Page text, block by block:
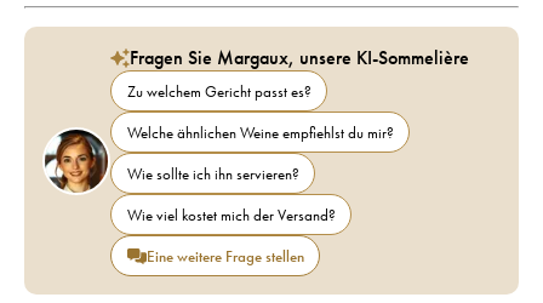
Fragen Sie Margaux, unsere KI-Sommelière
Zu welchem Gericht passt es?
Welche ähnlichen Weine empfiehlst du mir?
Wie sollte ich ihn servieren?
Wie viel kostet mich der Versand?
Eine weitere Frage stellen